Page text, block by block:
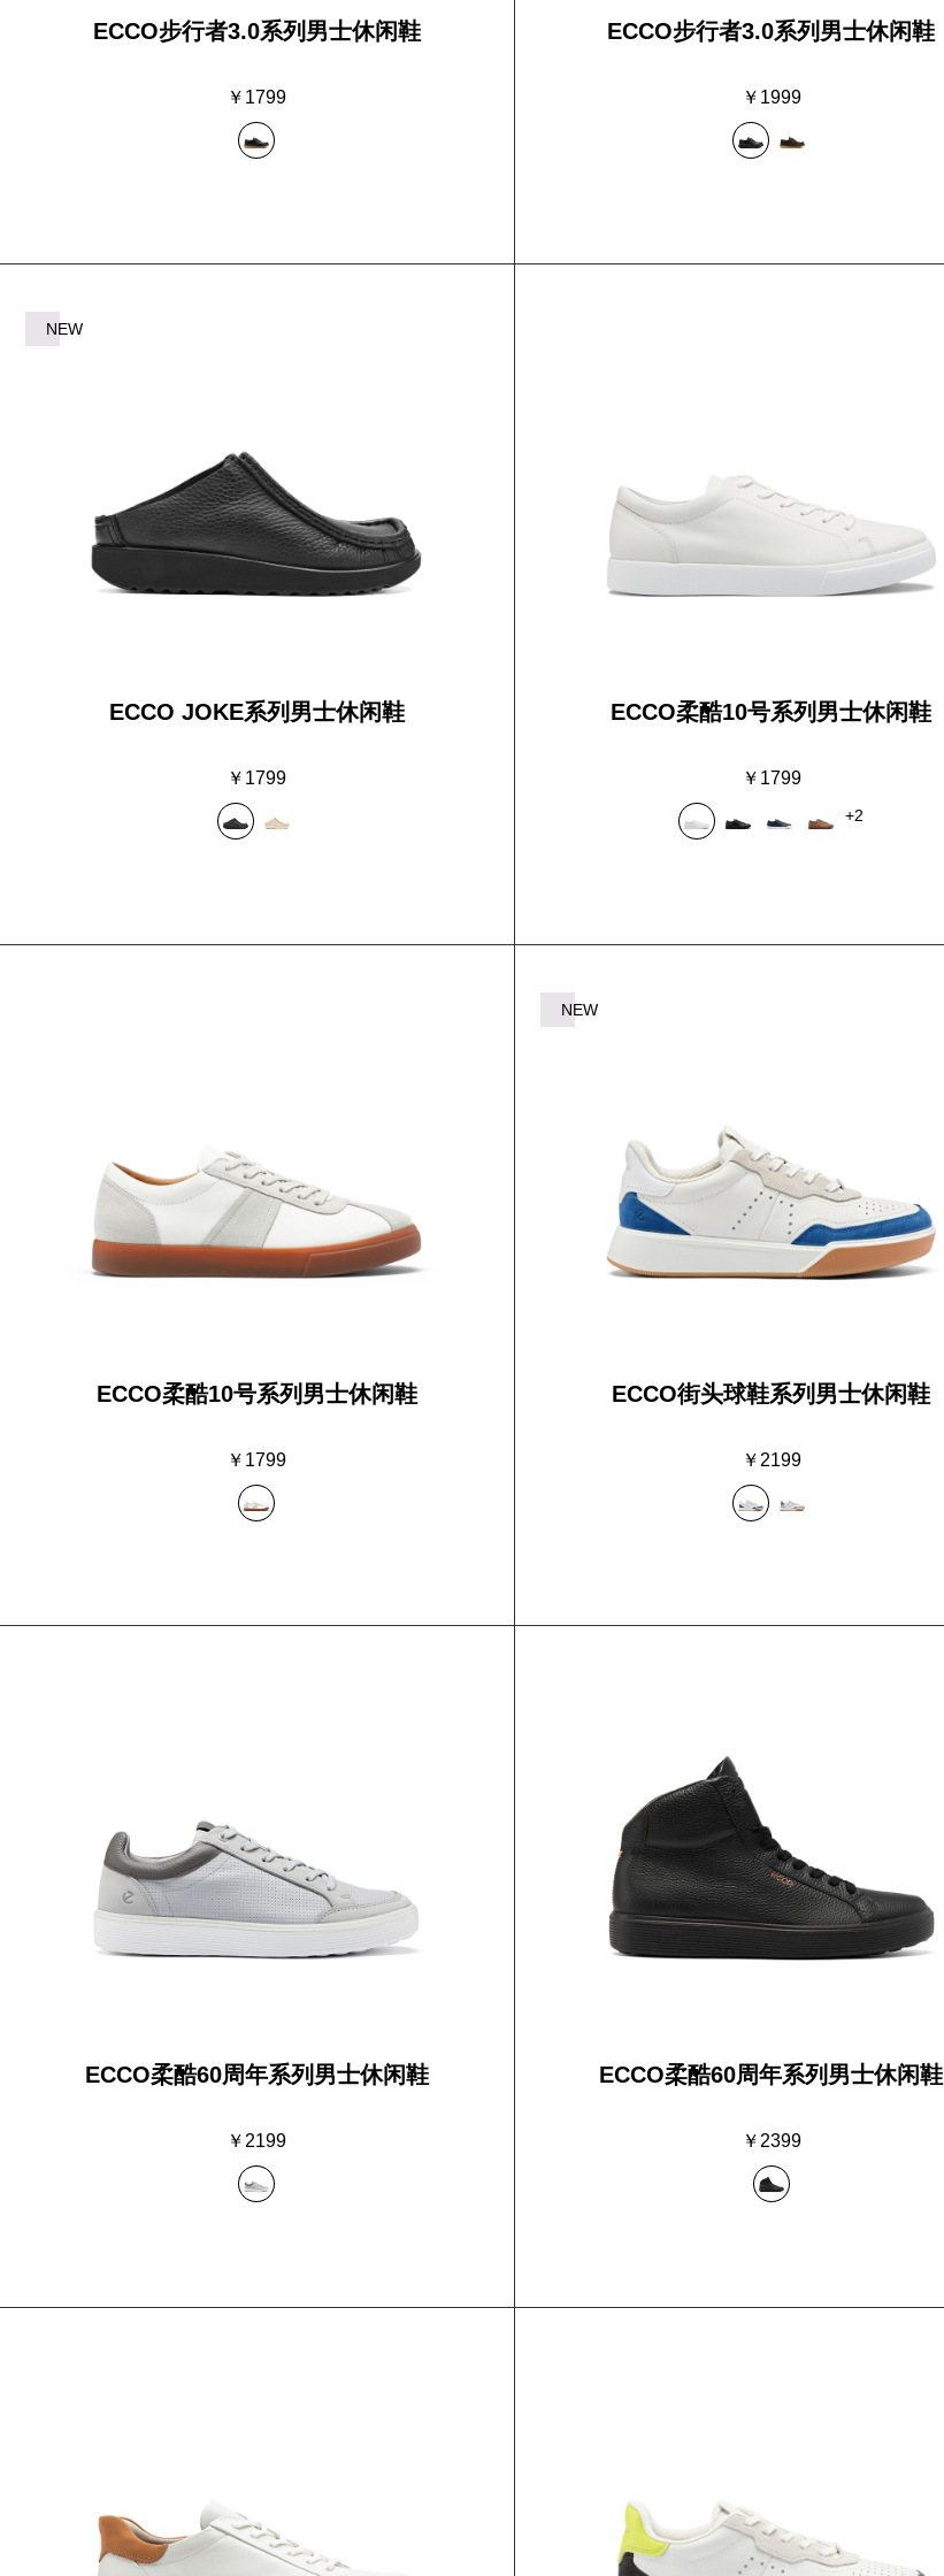
ECCO步行者3.0系列男士休闲鞋
￥1799
ECCO步行者3.0系列男士休闲鞋
￥1999
NEW
ECCO JOKE系列男士休闲鞋
￥1799
ECCO柔酷10号系列男士休闲鞋
￥1799
+2
ECCO柔酷10号系列男士休闲鞋
￥1799
NEW
ECCO街头球鞋系列男士休闲鞋
￥2199
ECCO柔酷60周年系列男士休闲鞋
￥2199
ECCO柔酷60周年系列男士休闲鞋
￥2399